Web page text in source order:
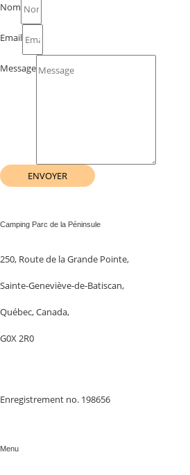
Nom
Email
Message
ENVOYER
Camping Parc de la Péninsule
250, Route de la Grande Pointe,
Sainte-Geneviève-de-Batiscan,
Québec, Canada,
G0X 2R0
Enregistrement no. 198656
Menu